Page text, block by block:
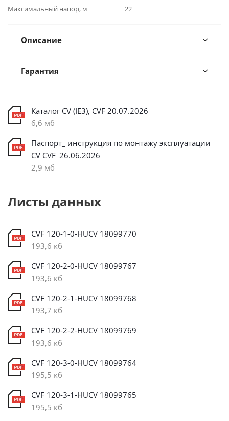
Максимальный напор, м 22
Описание
Гарантия
Каталог CV (IE3), CVF 20.07.2026
6,6 мб
Паспорт_ инструкция по монтажу эксплуатации
CV CVF_26.06.2026
2,9 мб
Листы данных
CVF 120-1-0-HUCV 18099770
193,6 кб
CVF 120-2-0-HUCV 18099767
193,6 кб
CVF 120-2-1-HUCV 18099768
193,7 кб
CVF 120-2-2-HUCV 18099769
193,6 кб
CVF 120-3-0-HUCV 18099764
195,5 кб
CVF 120-3-1-HUCV 18099765
195,5 кб